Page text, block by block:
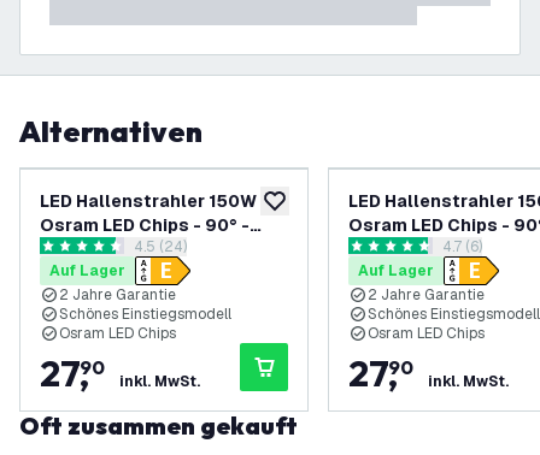
Alternativen
zur Wunschliste hinzufügen
LED Hallenstrahler 150W -
Osram LED Chips - 90° -
110Lm/W - 4000K - IP65 - 2
Jahre Garantie
Bewertungsbereich öffnen
4.5 Bewertungssterne
4.5 (24)
Auf Lager
2 Jahre Garantie
Schönes Einstiegsmodell
Osram LED Chips
27,
90
inkl. MwSt.
LED Hallenstrahler
Osram LED Chips -
110Lm/W - 3000K -
Jahre Garantie
4.7 Bewertungssterne
4.7 (6)
Auf Lager
2 Jahre Garantie
Schönes Einstiegsmodell
Osram LED Chips
27,
90
inkl. MwSt.
Oft zusammen gekauft